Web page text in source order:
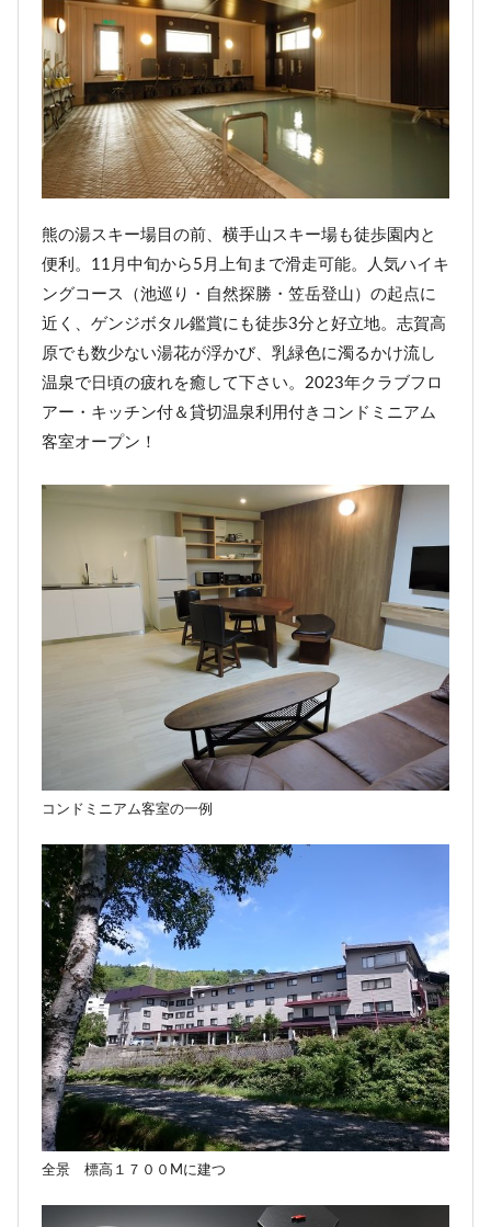
熊の湯スキー場目の前、横手山スキー場も徒歩園内と
便利。11月中旬から5月上旬まで滑走可能。人気ハイキ
ングコース（池巡り・自然探勝・笠岳登山）の起点に
近く、ゲンジボタル鑑賞にも徒歩3分と好立地。志賀高
原でも数少ない湯花が浮かび、乳緑色に濁るかけ流し
温泉で日頃の疲れを癒して下さい。2023年クラブフロ
アー・キッチン付＆貸切温泉利用付きコンドミニアム
客室オープン！
コンドミニアム客室の一例
全景 標高１７００Mに建つ